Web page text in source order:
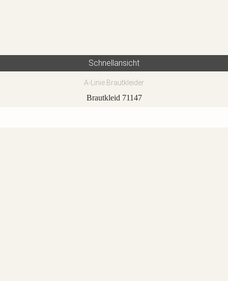
Schnellansicht
A-Linie Brautkleider
Brautkleid 71147